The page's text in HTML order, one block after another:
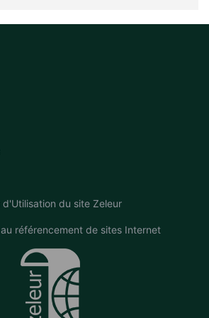
d'Utilisation du site Zeleur
référencement de sites Internet